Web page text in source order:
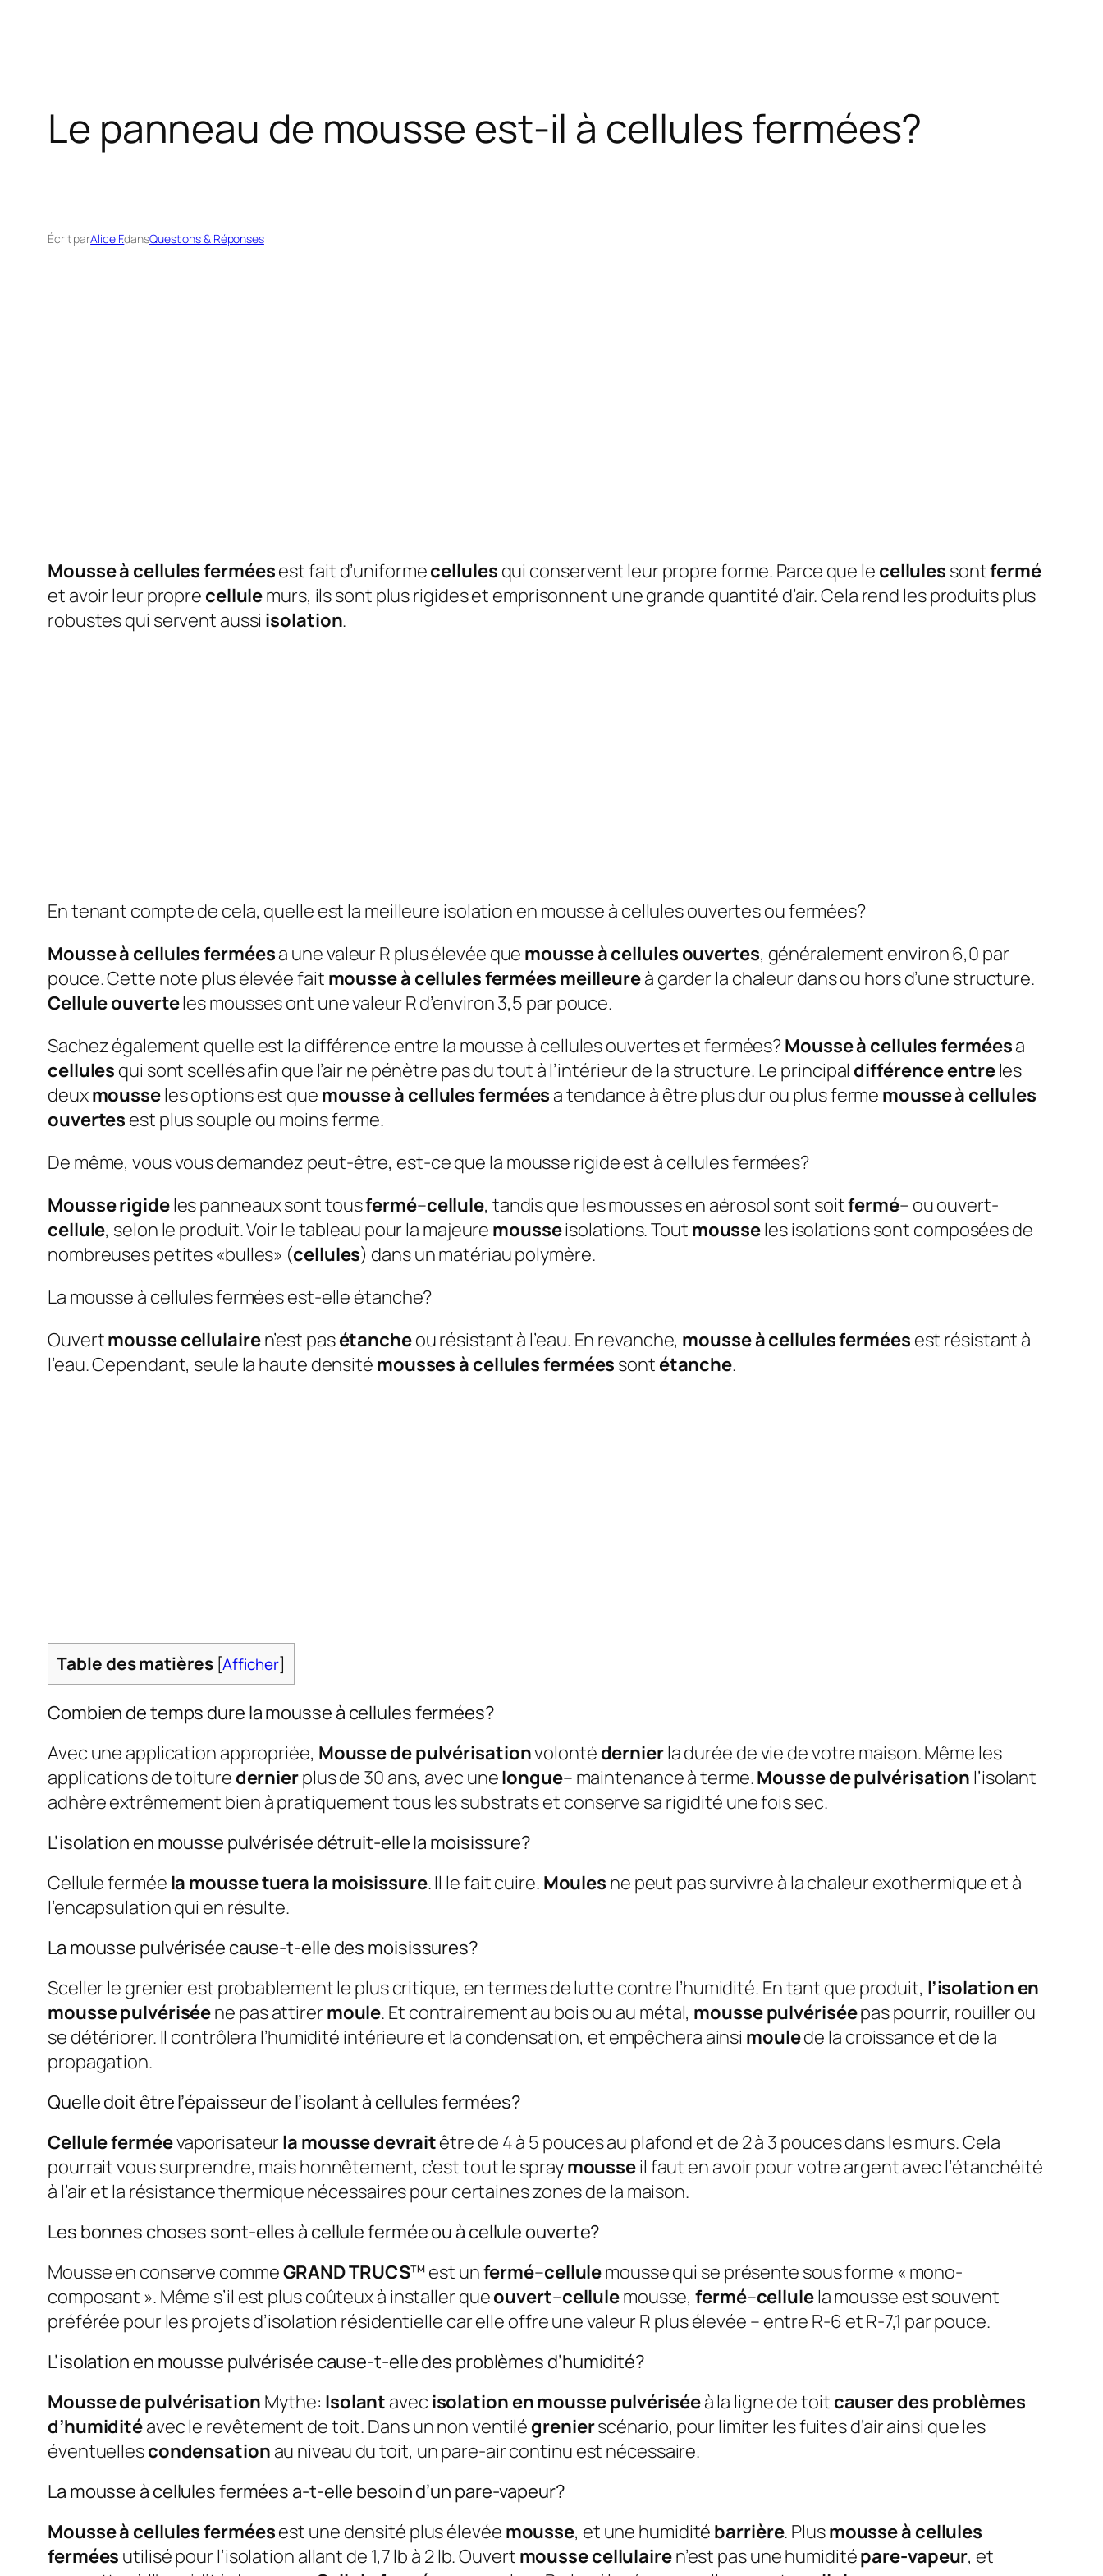
Le panneau de mousse est-il à cellules fermées?
Écrit parAlice F.dansQuestions & Réponses
Mousse à cellules ferméesest fait d’uniformecellules qui conservent leur propre forme. Parce que le cellules sontfermé
et avoir leur propre cellulemurs, ils sont plus rigides et emprisonnent une grande quantité d’air. Cela rend les produits plus
robustes qui servent aussi isolation.
En tenant compte de cela, quelle est la meilleure isolation en mousse à cellules ouvertes ou fermées?
Mousse à cellules ferméesa une valeur R plus élevée que mousse à cellules ouvertes, généralement environ 6,0 par
pouce. Cette note plus élevée fait mousse à cellules fermées meilleureà garder la chaleur dans ou hors d’une structure.
Cellule ouverteles mousses ont une valeur R d’environ 3,5 par pouce.
Sachez également quelle est la différence entre la mousse à cellules ouvertes et fermées?Mousse à cellules ferméesa
cellules qui sont scellés afin que l’air ne pénètre pas du tout à l’intérieur de la structure. Le principal différence entreles
deuxmousseles options est que mousse à cellules fermées a tendance à être plus dur ou plus ferme mousse à cellules
ouvertes est plus souple ou moins ferme.
De même, vous vous demandez peut-être, est-ce que la mousse rigide est à cellules fermées?
Mousse rigideles panneaux sont tousfermé–cellule, tandis que les mousses en aérosol sont soitfermé– ou ouvert-
cellule, selon le produit. Voir le tableau pour la majeure mousseisolations. Tout mousseles isolations sont composées de
nombreuses petites «bulles» (cellules) dans un matériau polymère.
La mousse à cellules fermées est-elle étanche?
Ouvertmousse cellulairen’est pasétancheou résistant à l’eau. En revanche, mousse à cellules fermées est résistant à
l’eau. Cependant, seule la haute densité mousses à cellules fermées sont étanche.
Table des matières [Afficher]
Combien de temps dure la mousse à cellules fermées?
Avec une application appropriée, Mousse de pulvérisationvolonté dernierla durée de vie de votre maison. Même les
applications de toiture dernierplus de 30 ans, avec unelongue– maintenance à terme.Mousse de pulvérisation l’isolant
adhère extrêmement bien à pratiquement tous les substrats et conserve sa rigidité une fois sec.
L’isolation en mousse pulvérisée détruit-elle la moisissure?
Cellule fermée la mousse tuera la moisissure. Il le fait cuire. Moules ne peut pas survivre à la chaleur exothermique et à
l’encapsulation qui en résulte.
La mousse pulvérisée cause-t-elle des moisissures?
Sceller le grenier est probablement le plus critique, en termes de lutte contre l’humidité. En tant que produit, l’isolation en
mousse pulvériséene pas attirer moule. Et contrairement au bois ou au métal, mousse pulvériséepas pourrir, rouiller ou
se détériorer. Il contrôlera l’humidité intérieure et la condensation, et empêchera ainsi moulede la croissance et de la
propagation.
Quelle doit être l’épaisseur de l’isolant à cellules fermées?
Cellule ferméevaporisateur la mousse devraitêtre de 4 à 5 pouces au plafond et de 2 à 3 pouces dans les murs. Cela
pourrait vous surprendre, mais honnêtement, c’est tout le spraymousseil faut en avoir pour votre argent avec l’étanchéité
à l’air et la résistance thermique nécessaires pour certaines zones de la maison.
Les bonnes choses sont-elles à cellule fermée ou à cellule ouverte?
Mousse en conserve commeGRAND TRUCS™ est unfermé–cellulemousse qui se présente sous forme « mono-
composant ». Même s’il est plus coûteux à installer queouvert–cellulemousse,fermé–cellulela mousse est souvent
préférée pour les projets d’isolation résidentielle car elle offre une valeur R plus élevée – entre R-6 et R-7,1 par pouce.
L’isolation en mousse pulvérisée cause-t-elle des problèmes d’humidité?
Mousse de pulvérisation Mythe: Isolant avec isolation en mousse pulvériséeà la ligne de toit causer des problèmes
d’humiditéavec le revêtement de toit. Dans un non ventilé grenierscénario, pour limiter les fuites d’air ainsi que les
éventuellescondensation au niveau du toit, un pare-air continu est nécessaire.
La mousse à cellules fermées a-t-elle besoin d’un pare-vapeur?
Mousse à cellules ferméesest une densité plus élevée mousse, et une humidité barrière. Plusmousse à cellules
fermées utilisé pour l’isolation allant de 1,7 lb à 2 lb. Ouvert mousse cellulairen’est pas une humiditépare-vapeur, et